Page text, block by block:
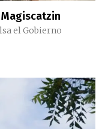
el Gobierno